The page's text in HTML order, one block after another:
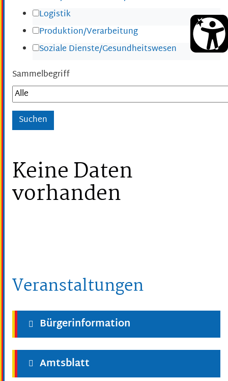
Logistik
Produktion/Verarbeitung
Soziale Dienste/Gesundheitswesen
Sammelbegriff
Keine Daten
vorhanden
Veranstaltungen
Bürgerinformation
Amtsblatt